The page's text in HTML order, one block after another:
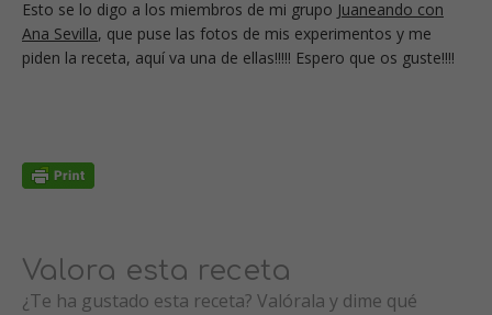
Esto se lo digo a los miembros de mi grupo Juaneando con
Ana Sevilla, que puse las fotos de mis experimentos y me
piden la receta, aquí va una de ellas!!!!! Espero que os guste!!!!
Valora esta receta
¿Te ha gustado esta receta? Valórala y dime qué